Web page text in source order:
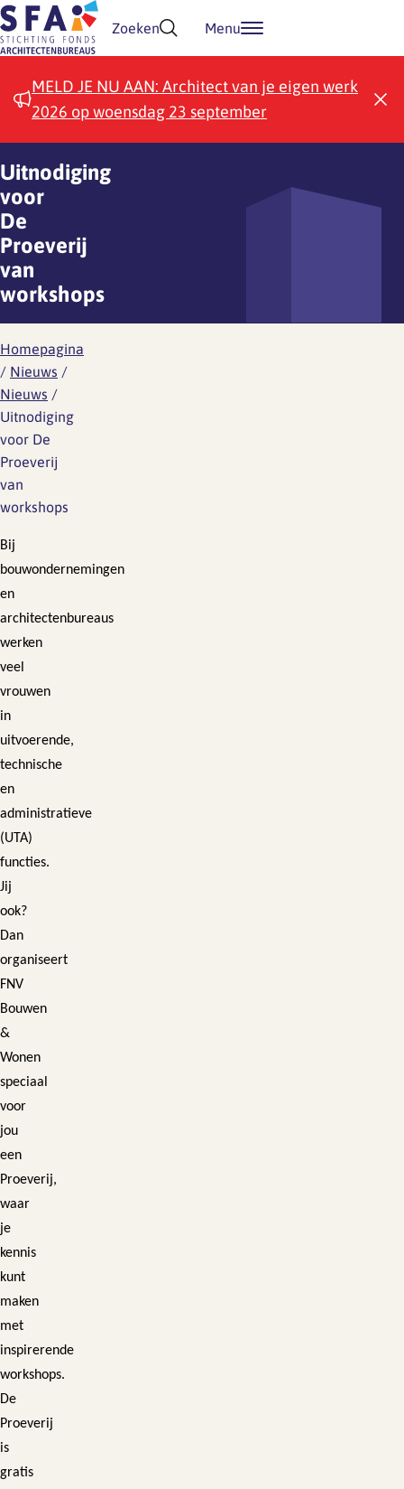
Doorgaan naar inhoud
Zoeken Menu
MELD JE NU AAN: Architect van je eigen werk
2026 op woensdag 23 september
Uitnodiging
voor
De
Proeverij
van
workshops
Homepagina
/ Nieuws /
Nieuws /
Uitnodiging
voor De
Proeverij
van
workshops
Bij
bouwondernemingen
en
architectenbureaus
werken
veel
vrouwen
in
uitvoerende,
technische
en
administratieve
(UTA)
functies.
Jij
ook?
Dan
organiseert
FNV
Bouwen
&
Wonen
speciaal
voor
jou
een
Proeverij,
waar
je
kennis
kunt
maken
met
inspirerende
workshops.
De
Proeverij
is
gratis